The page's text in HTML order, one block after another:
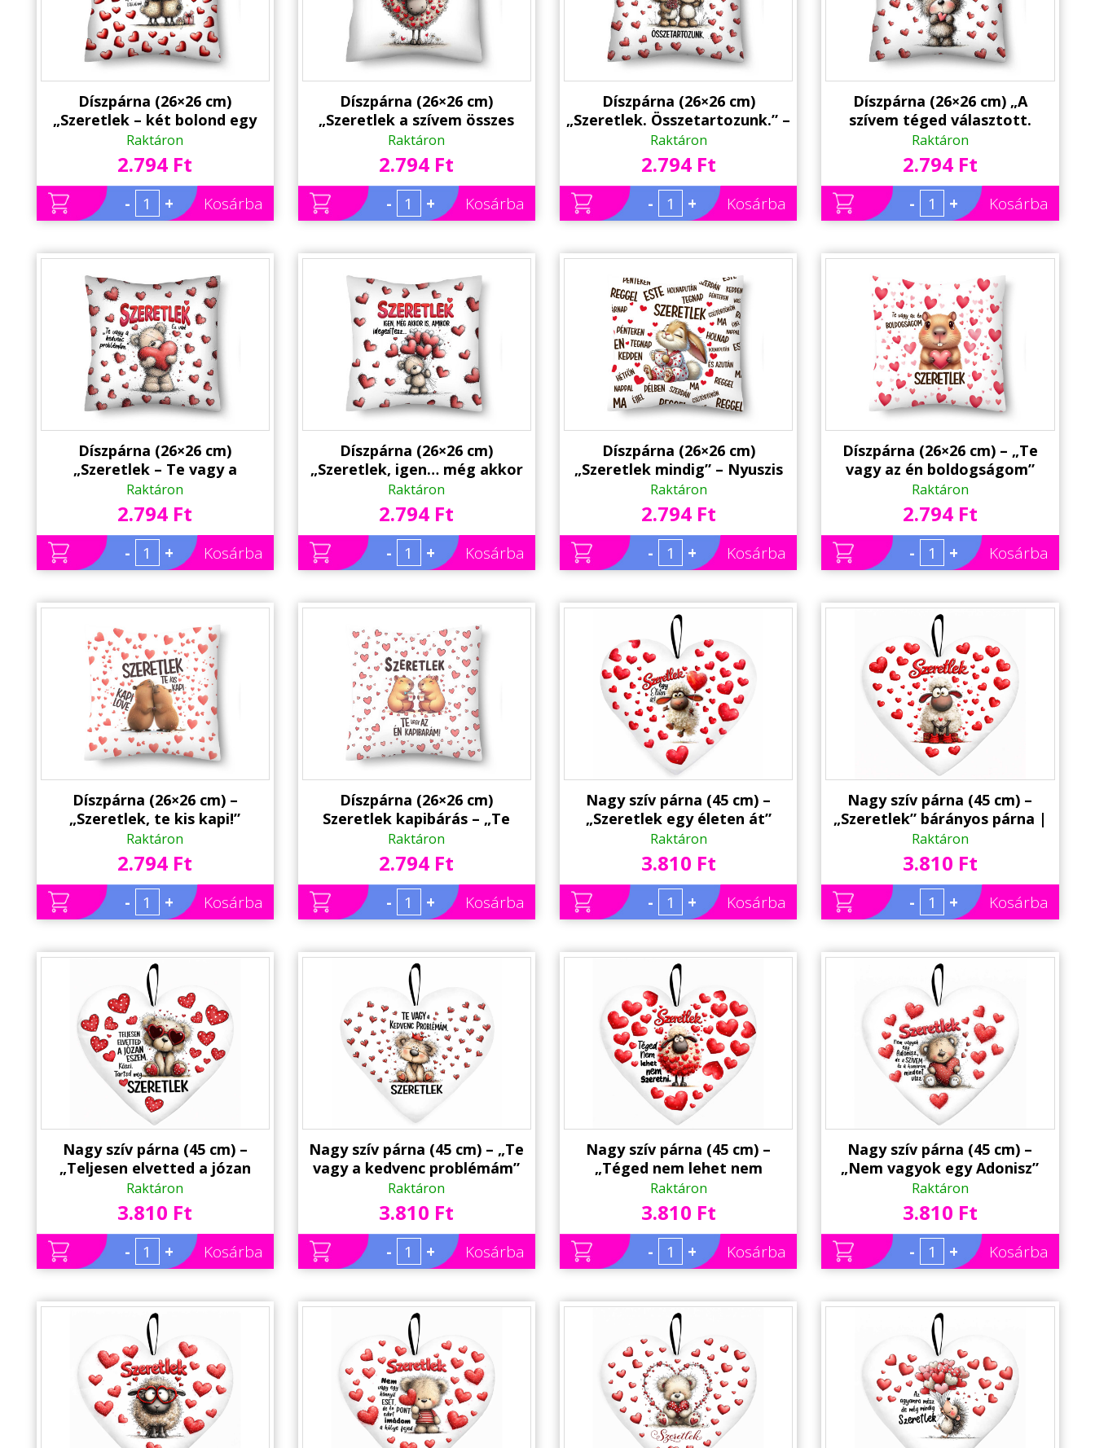
Díszpárna (26×26 cm)
„Szeretlek – két bolond egy
pár” – Szerelmes bárányos
párna | Valentin napi ajándék
Raktáron
2.794 Ft
- + Kosárba
Díszpárna (26×26 cm)
„Szeretlek a szívem összes
szeretetével!” – Szerelmes
bárányos párna | Valentin
napi ajándék
Raktáron
2.794 Ft
- + Kosárba
Díszpárna (26×26 cm)
„Szeretlek. Összetartozunk.” –
Szerelmes macis párna |
Valentin napi ajándék
Raktáron
2.794 Ft
- + Kosárba
Díszpárna (26×26 cm) „A
szívem téged választott.
Szeretlek!” – Szerelmes macis
párna | Valentin napi ajándék
Raktáron
2.794 Ft
- + Kosárba
Díszpárna (26×26 cm)
„Szeretlek – Te vagy a
kedvenc problémám” – Vicces
szerelmes macis párna |
Valentin napi ajándék
Raktáron
2.794 Ft
- + Kosárba
Díszpárna (26×26 cm)
„Szeretlek, igen… még akkor
is, amikor idegesítesz” –
Vicces szerelmes macis párna
| Valentin napi ajándék
Raktáron
2.794 Ft
- + Kosárba
Díszpárna (26×26 cm)
„Szeretlek mindig” – Nyuszis
szerelmes párna | Valentin
napi ajándék
Raktáron
2.794 Ft
- + Kosárba
Díszpárna (26×26 cm) – „Te
vagy az én boldogságom”
kapibárás szerelmes párna |
Valentin napi ajándék
Raktáron
2.794 Ft
- + Kosárba
Díszpárna (26×26 cm) –
„Szeretlek, te kis kapi!”
kapibárás szerelmes párna |
Valentin napi ajándék
Raktáron
2.794 Ft
- + Kosárba
Díszpárna (26×26 cm)
Szeretlek kapibárás – „Te
vagy az én kapibárám!” |
Valentin napi ajándék
Raktáron
2.794 Ft
- + Kosárba
Nagy szív párna (45 cm) –
„Szeretlek egy életen át”
bárányos párna | Valentin
Napi Ajándék
Raktáron
3.810 Ft
- + Kosárba
Nagy szív párna (45 cm) –
„Szeretlek” bárányos párna |
Valentin Napi Ajándék
Raktáron
3.810 Ft
- + Kosárba
Nagy szív párna (45 cm) –
„Teljesen elvetted a józan
eszem” macis párna | Valentin
Napi Ajándék
Raktáron
3.810 Ft
- + Kosárba
Nagy szív párna (45 cm) – „Te
vagy a kedvenc problémám”
koronás macis párna |
Valentin Napi Ajándék
Raktáron
3.810 Ft
- + Kosárba
Nagy szív párna (45 cm) –
„Téged nem lehet nem
szeretni” bárányos párna |
Valentin Napi Ajándék
Raktáron
3.810 Ft
- + Kosárba
Nagy szív párna (45 cm) –
„Nem vagyok egy Adonisz”
macis párna | Valentin Napi
Ajándék
Raktáron
3.810 Ft
- + Kosárba